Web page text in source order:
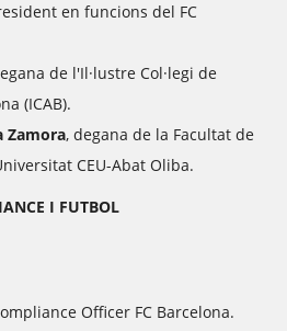
en funcions del FC
de l'Il·lustre Col·legi de
(ICAB).
Zamora, degana de la Facultat de
CEU-Abat Oliba.
I FUTBOL
Officer FC Barcelona.